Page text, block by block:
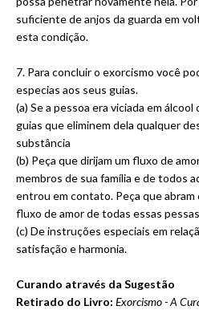
suficiente de anjos da guarda em
esta condição.
7. Para concluir o exorcismo você
especias aos seus guias.
(a) Se a pessoa era viciada em
guias que eliminem dela qualquer
substância
(b) Peça que dirijam um fluxo de
membros de sua família e de todos
entrou em contato. Peça que abram
fluxo de amor de todas essas
(c) De instruções especiais em
satisfação e harmonia.
Curando através da Sugestão
Retirado do Livro: Exorcismo - A